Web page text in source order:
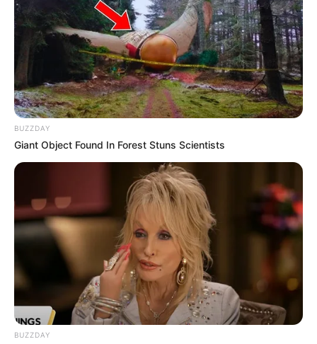
BUZZDAY
Giant Object Found In Forest Stuns Scientists
BUZZDAY